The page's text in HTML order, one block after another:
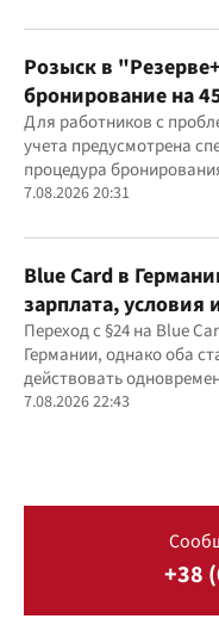
Розыск в
бронирование на
важный нюанс
Для работников с
учета предусмотрена
процедура
дней
7.08.2026 20:31
Blue Card в
зарплата, условия
Переход с §24 на Blue
Германии, однако оба
действовать
7.08.2026 22:43
+38